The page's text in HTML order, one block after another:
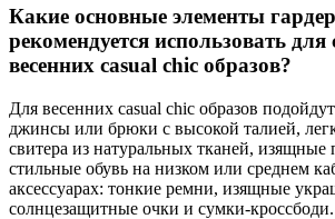
Какие основные элементы
рекомендуется использовать для
весенних casual chic образов?
Для весенних casual chic образов
джинсы или брюки с высокой талией,
свитера из натуральных тканей, изящные
стильные обувь на низком или среднем
аксессуарах: тонкие ремни, изящные
солнцезащитные очки и сумки-кроссбоди.